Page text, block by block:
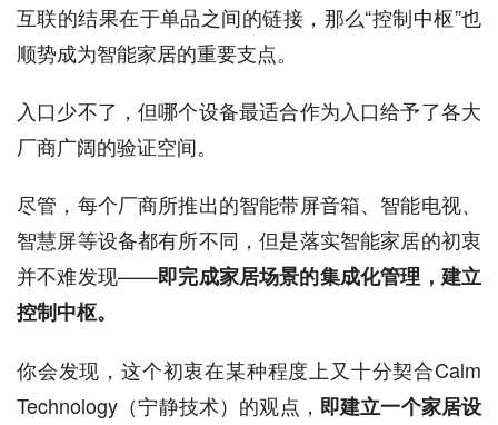
互联的结果在于单品之间的链接，那么“控制中枢”也
顺势成为智能家居的重要支点。
入口少不了，但哪个设备最适合作为入口给予了各大
厂商广阔的验证空间。
尽管，每个厂商所推出的智能带屏音箱、智能电视、
智慧屏等设备都有所不同，但是落实智能家居的初衷
并不难发现——即完成家居场景的集成化管理，建立
控制中枢。
你会发现，这个初衷在某种程度上又十分契合Calm
Technology（宁静技术）的观点， 即建立一个家居设